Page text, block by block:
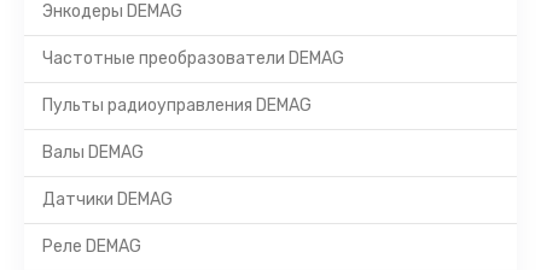
Энкодеры DEMAG
Частотные преобразователи DEMAG
Пульты радиоуправления DEMAG
Валы DEMAG
Датчики DEMAG
Реле DEMAG